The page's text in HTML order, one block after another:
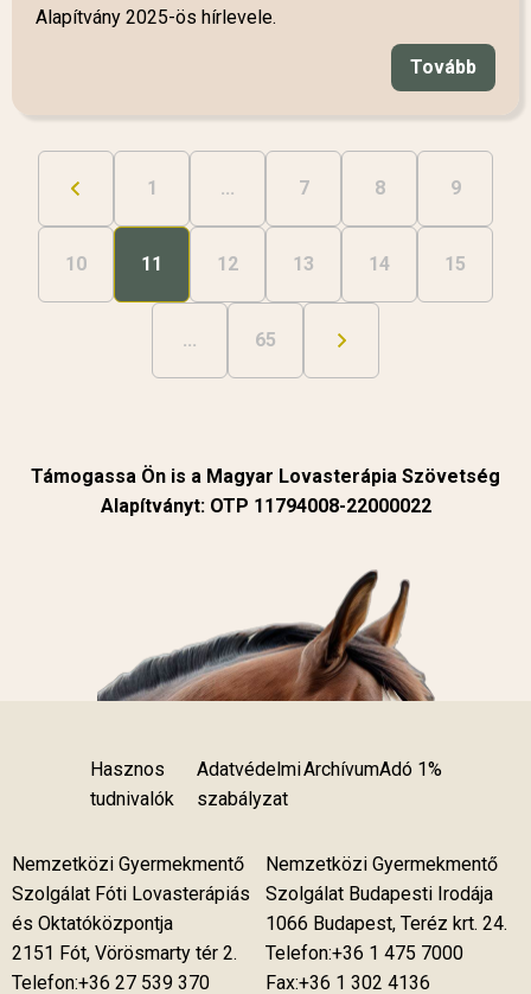
Alapítvány 2025-ös hírlevele.
Tovább
1 ... 7 8 9
10 11 12 13 14 15
... 65
Támogassa Ön is a Magyar Lovasterápia Szövetség
Alapítványt: OTP 11794008-22000022
Hasznos
tudnivalók
Adatvédelmi
szabályzat
ArchívumAdó 1%
Nemzetközi Gyermekmentő
Szolgálat Fóti Lovasterápiás
és Oktatóközpontja
2151 Fót, Vörösmarty tér 2.
Telefon:+36 27 539 370
Nemzetközi Gyermekmentő
Szolgálat Budapesti Irodája
1066 Budapest, Teréz krt. 24.
Telefon:+36 1 475 7000
Fax:+36 1 302 4136